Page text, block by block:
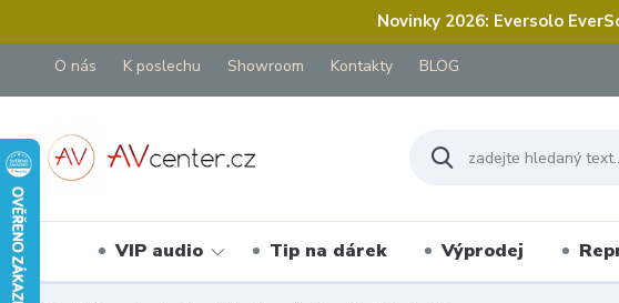
Novinky 2026: Eversolo
O nás K poslechu Showroom Kontakty BLOG
VIP audio Tip na dárek Výprodej